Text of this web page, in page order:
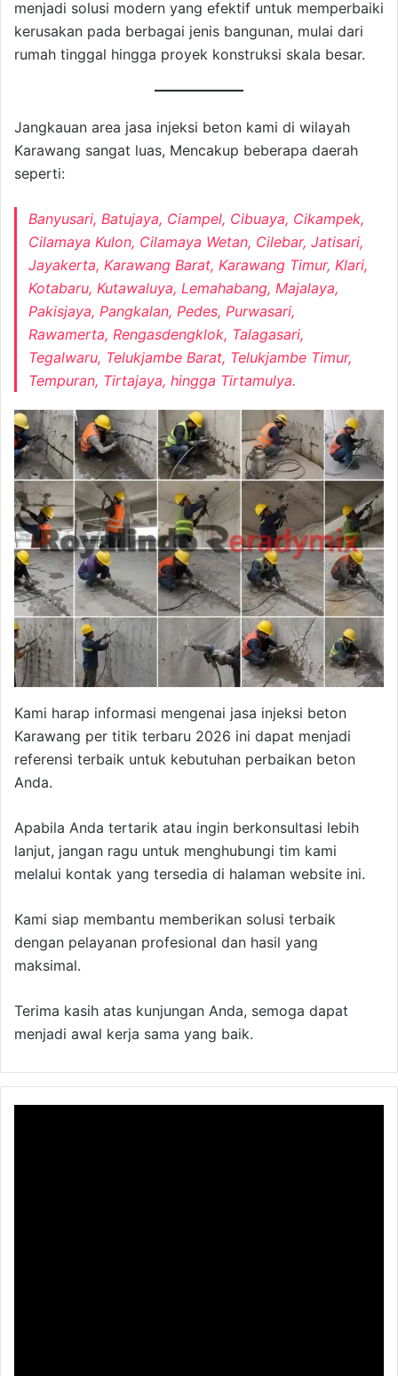
menjadi solusi modern yang efektif untuk memperbaiki
kerusakan pada berbagai jenis bangunan, mulai dari
rumah tinggal hingga proyek konstruksi skala besar.
Jangkauan area jasa injeksi beton kami di wilayah
Karawang sangat luas, Mencakup beberapa daerah
seperti:
Banyusari, Batujaya, Ciampel, Cibuaya, Cikampek,
Cilamaya Kulon, Cilamaya Wetan, Cilebar, Jatisari,
Jayakerta, Karawang Barat, Karawang Timur, Klari,
Kotabaru, Kutawaluya, Lemahabang, Majalaya,
Pakisjaya, Pangkalan, Pedes, Purwasari,
Rawamerta, Rengasdengklok, Talagasari,
Tegalwaru, Telukjambe Barat, Telukjambe Timur,
Tempuran, Tirtajaya, hingga Tirtamulya.
Kami harap informasi mengenai jasa injeksi beton
Karawang per titik terbaru 2026 ini dapat menjadi
referensi terbaik untuk kebutuhan perbaikan beton
Anda.
Apabila Anda tertarik atau ingin berkonsultasi lebih
lanjut, jangan ragu untuk menghubungi tim kami
melalui kontak yang tersedia di halaman website ini.
Kami siap membantu memberikan solusi terbaik
dengan pelayanan profesional dan hasil yang
maksimal.
Terima kasih atas kunjungan Anda, semoga dapat
menjadi awal kerja sama yang baik.